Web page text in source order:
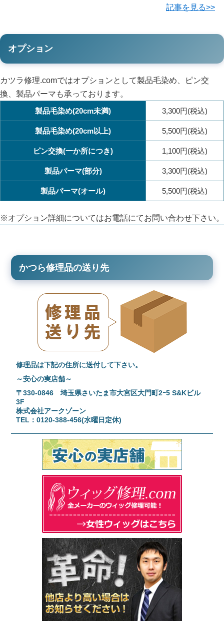
記事を見る>>
オプション
カツラ修理.comではオプションとして製品毛染め、ピン交
換、製品パーマも承っております。
製品毛染め(20cm未満)
3,300円(税込)
製品毛染め(20cm以上) 5,500円(税込)
ピン交換(一か所につき) 1,100円(税込)
製品パーマ(部分) 3,300円(税込)
製品パーマ(オール) 5,500円(税込)
※オプション詳細についてはお電話にてお問い合わせ下さい。
かつら修理品の送り先
修理品は下記の住所に送付して下さい。
～安心の実店舗～
〒330-0846 埼玉県さいたま市大宮区大門町2ｰ5 S&Kビル
3F
株式会社アークゾーン
TEL：0120-388-456(水曜日定休)